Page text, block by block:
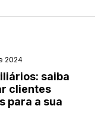
2024
saiba
clientes
para a sua